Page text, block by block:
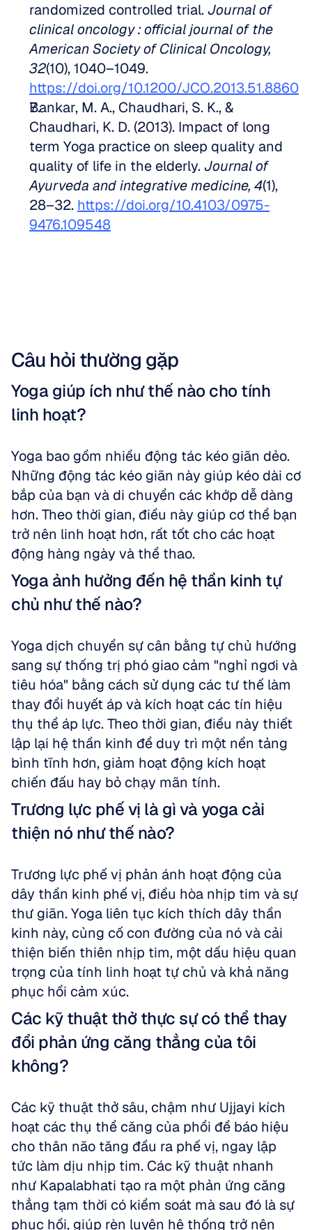
randomized controlled trial. Journal of
clinical oncology : official journal of the
American Society of Clinical Oncology,
32
https://doi.org/10.1200/JCO.2013.51.8860
Bankar, M. A., Chaudhari, S. K., &
Chaudhari, K. D. (2013). Impact of long
term Yoga practice on sleep quality and
quality of life in the elderly. Journal of
Ayurveda and integrative medicine, 4(1),
28–32. https://doi.org/10.4103/0975-
9476.109548
Câu hỏi thường gặp
Yoga giúp ích như thế nào cho tính
linh hoạt?
Yoga bao gồm nhiều động tác kéo giãn dẻo.
Những động tác kéo giãn này giúp kéo dài cơ
bắp của bạn và di chuyển các khớp dễ dàng
hơn. Theo thời gian, điều này giúp cơ thể bạn
trở nên linh hoạt hơn, rất tốt cho các hoạt
động hàng ngày và thể thao.
Yoga ảnh hưởng đến hệ thần kinh tự
chủ như thế nào?
Yoga dịch chuyển sự cân bằng tự chủ hướng
sang sự thống trị phó giao cảm "nghỉ ngơi và
tiêu hóa" bằng cách sử dụng các tư thế làm
thay đổi huyết áp và kích hoạt các tín hiệu
thụ thể áp lực. Theo thời gian, điều này thiết
lập lại hệ thần kinh để duy trì một nền tảng
bình tĩnh hơn, giảm hoạt động kích hoạt
chiến đấu hay bỏ chạy mãn tính.
Trương lực phế vị là gì và yoga cải
thiện nó như thế nào?
Trương lực phế vị phản ánh hoạt động của
dây thần kinh phế vị, điều hòa nhịp tim và sự
thư giãn. Yoga liên tục kích thích dây thần
kinh này, củng cố con đường của nó và cải
thiện biến thiên nhịp tim, một dấu hiệu quan
trọng của tính linh hoạt tự chủ và khả năng
phục hồi cảm xúc.
Các kỹ thuật thở thực sự có thể thay
đổi phản ứng căng thẳng của tôi
không?
Các kỹ thuật thở sâu, chậm như Ujjayi kích
hoạt các thụ thể căng của phổi để báo hiệu
cho thân não tăng đầu ra phế vị, ngay lập
tức làm dịu nhịp tim. Các kỹ thuật nhanh
như Kapalabhati tạo ra một phản ứng căng
thẳng tạm thời có kiểm soát mà sau đó là sự
phục hồi, giúp rèn luyện hệ thống trở nên